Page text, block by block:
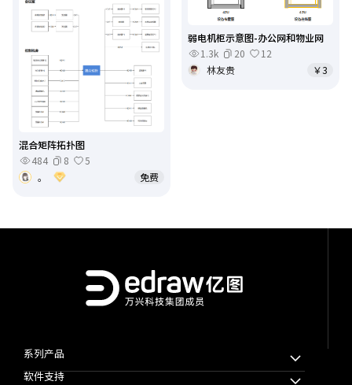
弱电机柜示意图-办公网和物业网
1.3k
20
12
林友贵
￥3
混合矩阵拓扑图
484
8
5
。
免费
系列产品
万兴脑图MindMaster
软件支持